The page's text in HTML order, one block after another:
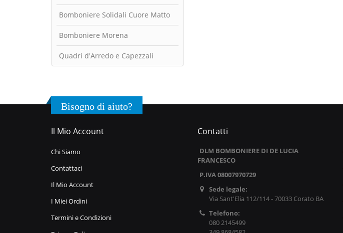
Bomboniere Solidali Cuore Matto
Bomboniere Morena
Quadri d'Arredo e Capezzali
Bisogno di aiuto?
Il Mio Account
Chi Siamo
Contattaci
Il Mio Account
I Miei Ordini
Termini e Condizioni
Contatti
DLM BOMBONIERE DI DE LUCIA
FRANCESCO
P.IVA 08007970729
Sede legale:
Via Sant'Elia 112/114 - 70033 Corato BA
Telefono:
080 2145499